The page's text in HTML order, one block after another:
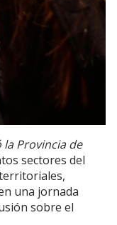
Provincia de
sectores del
una jornada
sobre el